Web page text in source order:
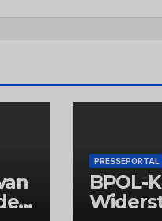
PRESSEPORTAL
BPOL-